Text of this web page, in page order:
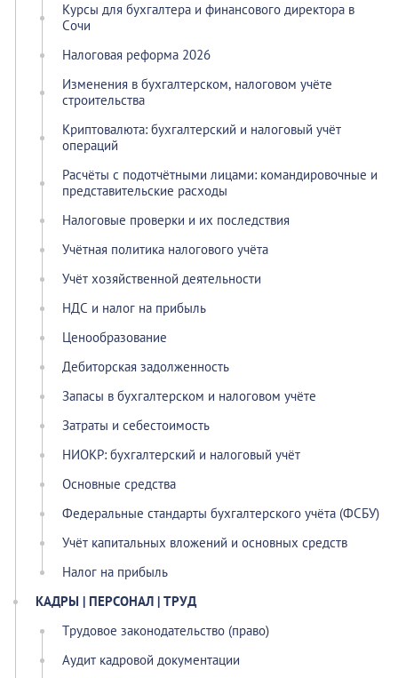
Курсы для бухгалтера и финансового директора в
Сочи
Налоговая реформа 2026
Изменения в бухгалтерском, налоговом учёте
строительства
Криптовалюта: бухгалтерский и налоговый учёт
операций
Расчёты с подотчётными лицами: командировочные и
представительские расходы
Налоговые проверки и их последствия
Учётная политика налогового учёта
Учёт хозяйственной деятельности
НДС и налог на прибыль
Ценообразование
Дебиторская задолженность
Запасы в бухгалтерском и налоговом учёте
Затраты и себестоимость
НИОКР: бухгалтерский и налоговый учёт
Основные средства
Федеральные стандарты бухгалтерского учёта (ФСБУ)
Учёт капитальных вложений и основных средств
Налог на прибыль
КАДРЫ | ПЕРСОНАЛ | ТРУД
Трудовое законодательство (право)
Аудит кадровой документации